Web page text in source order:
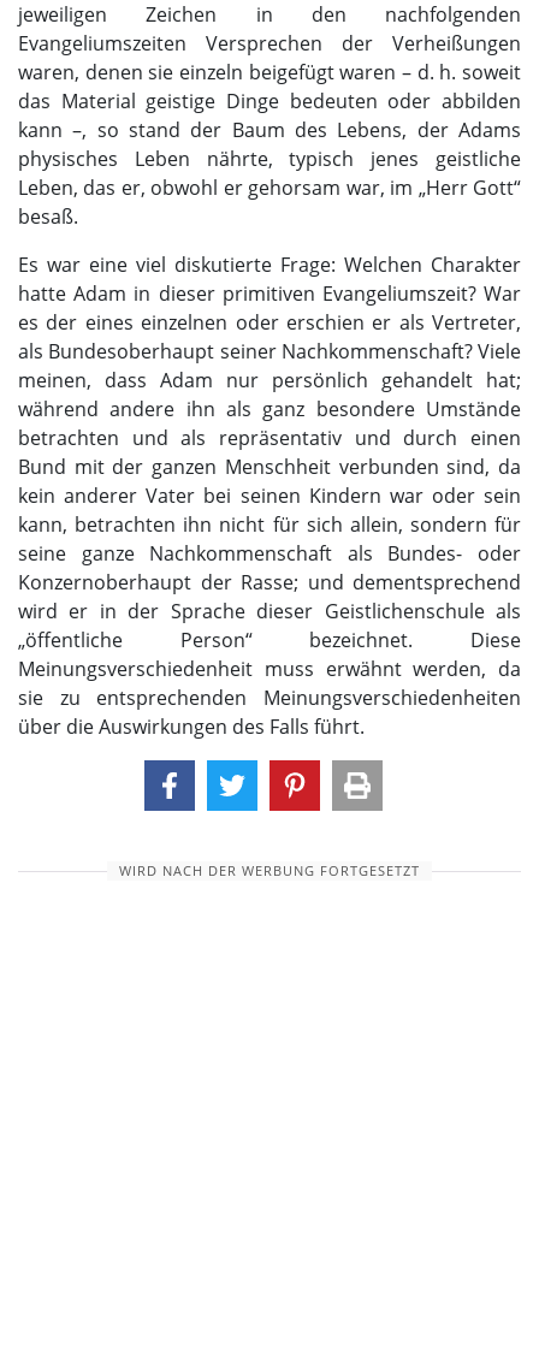
jeweiligen Zeichen in den nachfolgenden
Evangeliumszeiten Versprechen der Verheißungen
waren, denen sie einzeln beigefügt waren – d. h. soweit
das Material geistige Dinge bedeuten oder abbilden
kann –, so stand der Baum des Lebens, der Adams
physisches Leben nährte, typisch jenes geistliche
Leben, das er, obwohl er gehorsam war, im „Herr Gott“
besaß.
Es war eine viel diskutierte Frage: Welchen Charakter
hatte Adam in dieser primitiven Evangeliumszeit? War
es der eines einzelnen oder erschien er als Vertreter,
als Bundesoberhaupt seiner Nachkommenschaft? Viele
meinen, dass Adam nur persönlich gehandelt hat;
während andere ihn als ganz besondere Umstände
betrachten und als repräsentativ und durch einen
Bund mit der ganzen Menschheit verbunden sind, da
kein anderer Vater bei seinen Kindern war oder sein
kann, betrachten ihn nicht für sich allein, sondern für
seine ganze Nachkommenschaft als Bundes- oder
Konzernoberhaupt der Rasse; und dementsprechend
wird er in der Sprache dieser Geistlichenschule als
„öffentliche Person“ bezeichnet. Diese
Meinungsverschiedenheit muss erwähnt werden, da
sie zu entsprechenden Meinungsverschiedenheiten
über die Auswirkungen des Falls führt.
WIRD NACH DER WERBUNG FORTGESETZT